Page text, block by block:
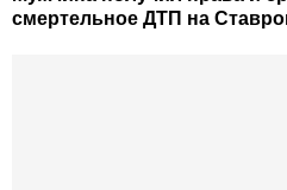
смертельное ДТП на